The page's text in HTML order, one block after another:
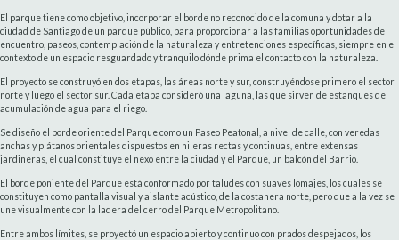
El parque tiene como objetivo, incorporar el borde no reconocido de la comuna y dotar a la
ciudad de Santiago de un parque público, para proporcionar a las familias oportunidades de
encuentro, paseos, contemplación de la naturaleza y entretenciones específicas, siempre en el
contexto de un espacio resguardado y tranquilo dónde prima el contacto con la naturaleza.
El proyecto se construyó en dos etapas, las áreas norte y sur, construyéndose primero el sector
norte y luego el sector sur. Cada etapa consideró una laguna, las que sirven de estanques de
acumulación de agua para el riego.
Se diseño el borde oriente del Parque como un Paseo Peatonal, a nivel de calle, con veredas
anchas y plátanos orientales dispuestos en hileras rectas y continuas, entre extensas
jardineras, el cual constituye el nexo entre la ciudad y el Parque, un balcón del Barrio.
El borde poniente del Parque está conformado por taludes con suaves lomajes, los cuales se
constituyen como pantalla visual y aislante acústico, de la costanera norte, pero que a la vez se
une visualmente con la ladera del cerro del Parque Metropolitano.
Entre ambos límites, se proyectó un espacio abierto y continuo con prados despejados, los